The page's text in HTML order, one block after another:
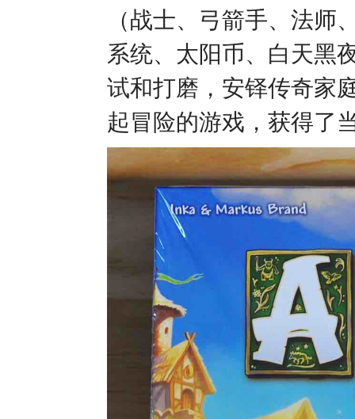
（战士、弓箭手、法
系统、太阳币、白天黑
试和打磨，安铎传奇家
起冒险的游戏，获得了